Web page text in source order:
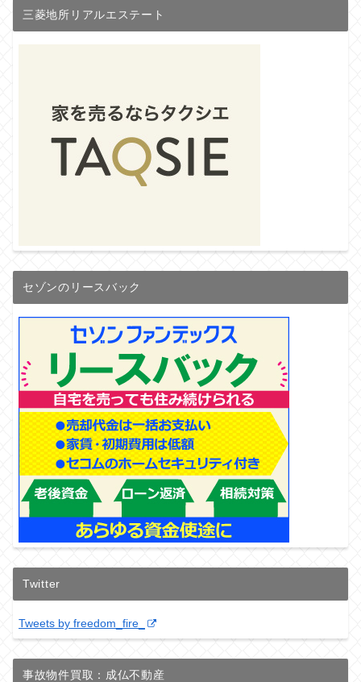
三菱地所リアルエステート
セゾンのリースバック
Twitter
Tweets by freedom_fire_
事故物件買取：成仏不動産